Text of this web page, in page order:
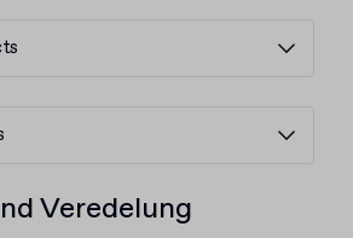
Veredelung